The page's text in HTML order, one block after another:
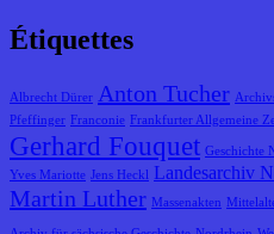
Étiquettes
Albrecht Dürer Anton Tucher
Pfeffinger
Franconie Frankfurter Allgemeine
Gerhard Fouquet Geschichte
Yves Mariotte Jens Heckl Landesarchiv
Martin Luther Massenakten